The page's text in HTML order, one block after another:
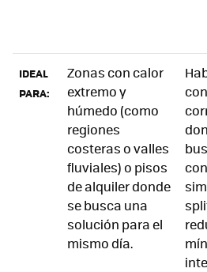
IDEAL
PARA:
Zonas con calor
extremo y
húmedo (como
regiones
costeras o valles
fluviales) o pisos
de alquiler donde
se busca una
solución para el
mismo día.